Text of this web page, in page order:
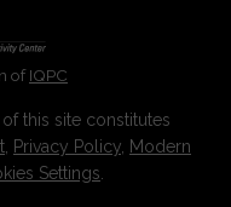
ofIQPC
this site constitutes
Privacy Policy Modern
Settings